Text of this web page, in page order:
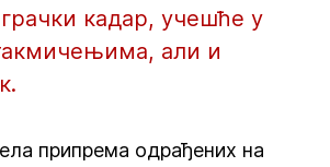
кадар, учешће у
али и
припрема одрађених на